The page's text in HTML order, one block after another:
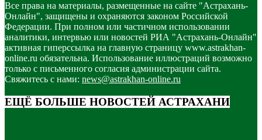
Все права на материалы, размещенные на сайте "Астрахань-
Онлайн", защищены и охраняются законом Российской
Федерации. При полном или частичном использовании
аналитики, интервью или новостей РИА "Астрахань-Онлайн"
активная гиперссылка на главную страницу www.astrakhan-
online.ru обязательна. Использование иллюстраций возможно
только с письменного согласия администрации сайта.
Свяжитесь с нами: news@astrakhan-online.ru
ЕЩЁ БОЛЬШЕ НОВОСТЕЙ АСТРАХАНИ